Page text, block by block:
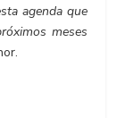
agenda que
meses